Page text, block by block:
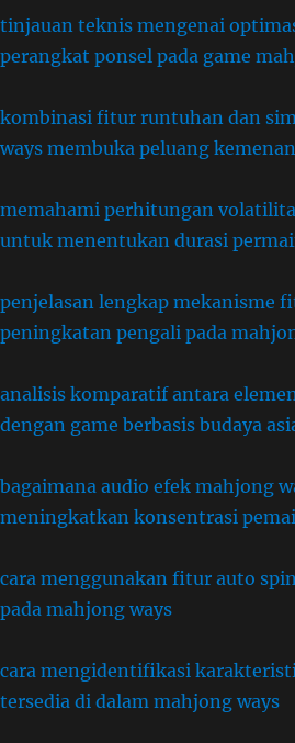
tinjauan teknis mengenai
perangkat ponsel pada game
kombinasi fitur runtuhan dan
ways membuka peluang
memahami perhitungan
untuk menentukan durasi
penjelasan lengkap mekanisme
peningkatan pengali pada
analisis komparatif antara
dengan game berbasis budaya
bagaimana audio efek mahjong
meningkatkan konsentrasi
cara menggunakan fitur auto
pada mahjong ways
cara mengidentifikasi
tersedia di dalam mahjong ways